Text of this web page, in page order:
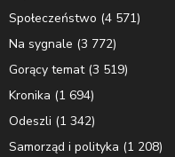
Społeczeństwo (4 571)
Na sygnale (3 772)
Gorący temat(3 519)
Kronika (1 694)
Odeszli (1 342)
Samorząd i polityka (1 208)